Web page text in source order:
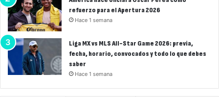
refuerzo para el Apertura 2026
Hace 1 semana
Liga MX vs MLS All-Star Game 2026: previa,
fecha, horario, convocados y todo lo que debes
saber
Hace 1 semana